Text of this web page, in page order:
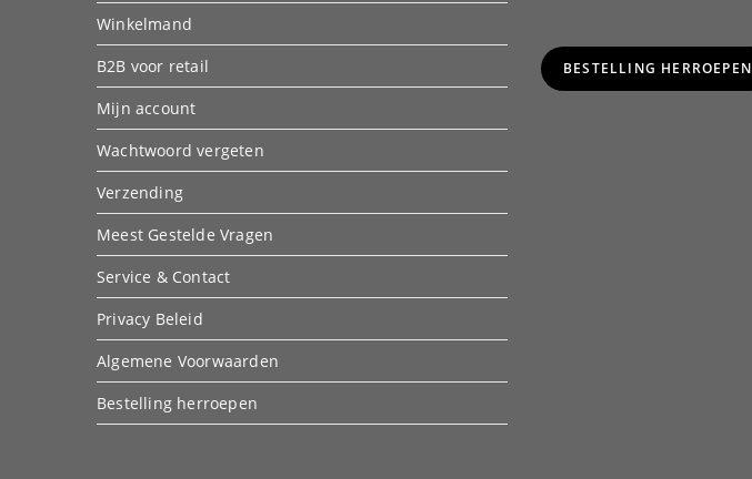
Winkelmand
B2B voor retail
Mijn account
Wachtwoord vergeten
Verzending
Meest Gestelde Vragen
Service & Contact
Privacy Beleid
Algemene Voorwaarden
Bestelling herroepen
BESTELLING HERROEPEN